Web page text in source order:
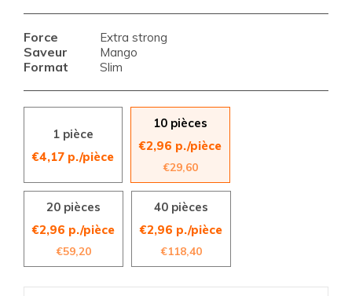
Force Extra strong
Saveur Mango
Format Slim
1 pièce
€4,17 p./pièce
10 pièces
€2,96 p./pièce
€29,60
20 pièces
€2,96 p./pièce
€59,20
40 pièces
€2,96 p./pièce
€118,40